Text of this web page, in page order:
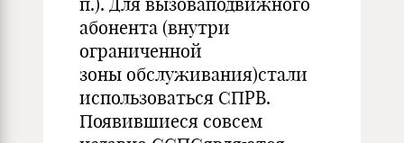
абонента (внутри
ограниченной
зоны обслуживания)стали
использоваться СПРВ.
Появившиеся совсем